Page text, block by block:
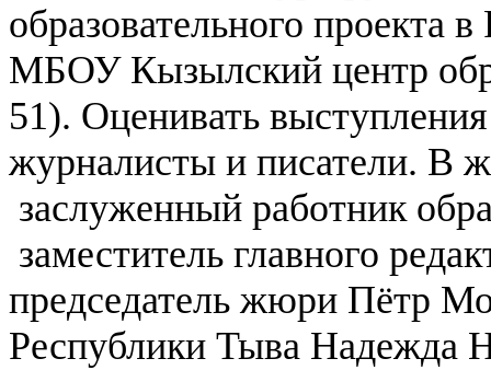
образовательного проекта
МБОУ Кызылский центр
51). Оценивать
журналисты и писатели. В
заслуженный работник
заместитель главного
председатель жюри Пётр
Республики Тыва Надежда